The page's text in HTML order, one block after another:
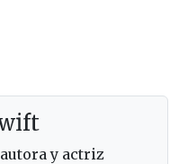
y actriz